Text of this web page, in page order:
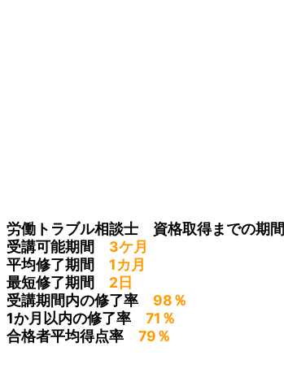
労働トラブル相談士 資格取得までの期間
受講可能期間 3ケ月
平均修了期間 1カ月
最短修了期間 2日
受講期間内の修了率 98％
1か月以内の修了率 71％
合格者平均得点率 79％